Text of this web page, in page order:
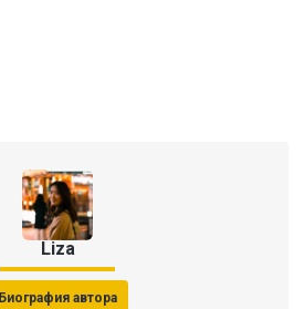
Liza
Биография автора